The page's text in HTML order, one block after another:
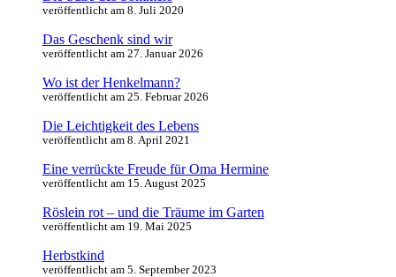
veröffentlicht am 8. Juli 2020
Das Geschenk sind wir
veröffentlicht am 27. Januar 2026
Wo ist der Henkelmann?
veröffentlicht am 25. Februar 2026
Die Leichtigkeit des Lebens
veröffentlicht am 8. April 2021
Eine verrückte Freude für Oma Hermine
veröffentlicht am 15. August 2025
Röslein rot – und die Träume im Garten
veröffentlicht am 19. Mai 2025
Herbstkind
veröffentlicht am 5. September 2023